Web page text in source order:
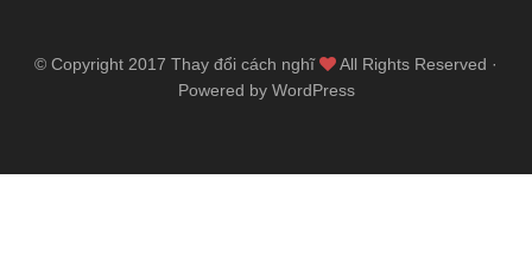
© Copyright 2017 Thay đổi cách nghĩ
All Rights Reserved ·
Powered by WordPress